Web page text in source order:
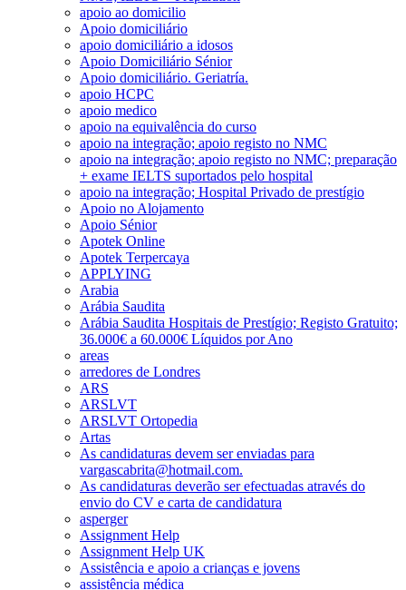
apoio ao domicilio
Apoio domiciliário
apoio domiciliário a idosos
Apoio Domiciliário Sénior
Apoio domiciliário. Geriatría.
apoio HCPC
apoio medico
apoio na equivalência do curso
apoio na integração; apoio registo no NMC
apoio na integração; apoio registo no NMC; preparação
+ exame IELTS suportados pelo hospital
apoio na integração; Hospital Privado de prestígio
Apoio no Alojamento
Apoio Sénior
Apotek Online
Apotek Terpercaya
APPLYING
Arabia
Arábia Saudita
Arábia Saudita Hospitais de Prestígio; Registo Gratuito;
36.000€ a 60.000€ Líquidos por Ano
areas
arredores de Londres
ARS
ARSLVT
ARSLVT Ortopedia
Artas
As candidaturas devem ser enviadas para
vargascabrita@hotmail.com.
As candidaturas deverão ser efectuadas através do
envio do CV e carta de candidatura
asperger
Assignment Help
Assignment Help UK
Assistência e apoio a crianças e jovens
assistência médica